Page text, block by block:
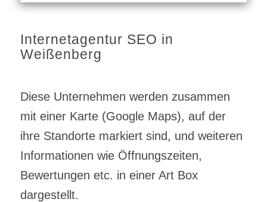
Internetagentur SEO in
Weißenberg
Diese Unternehmen werden zusammen
mit einer Karte (Google Maps), auf der
ihre Standorte markiert sind, und weiteren
Informationen wie Öffnungszeiten,
Bewertungen etc. in einer Art Box
dargestellt.